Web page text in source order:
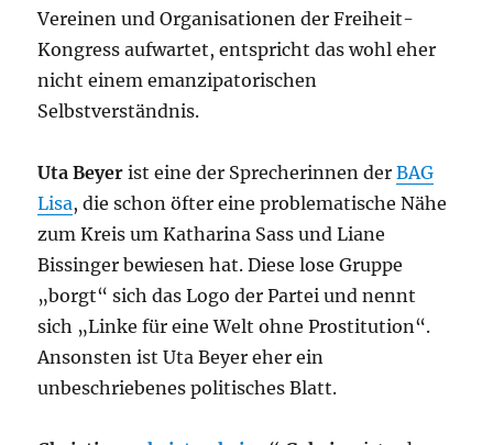
Vereinen und Organisationen der Freiheit-
Kongress aufwartet, entspricht das wohl eher
nicht einem emanzipatorischen
Selbstverständnis.
Uta Beyer ist eine der Sprecherinnen derBAG
Lisa, die schon öfter eine problematische Nähe
zum Kreis um Katharina Sass und Liane
Bissinger bewiesen hat. Diese lose Gruppe
„borgt“ sich das Logo der Partei und nennt
sich „Linke für eine Welt ohne Prostitution“.
Ansonsten ist Uta Beyer eher ein
unbeschriebenes politisches Blatt.